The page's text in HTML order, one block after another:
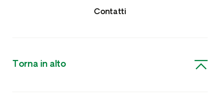
Acaricidi e Lumachicidi
Contatti
Torna in alto